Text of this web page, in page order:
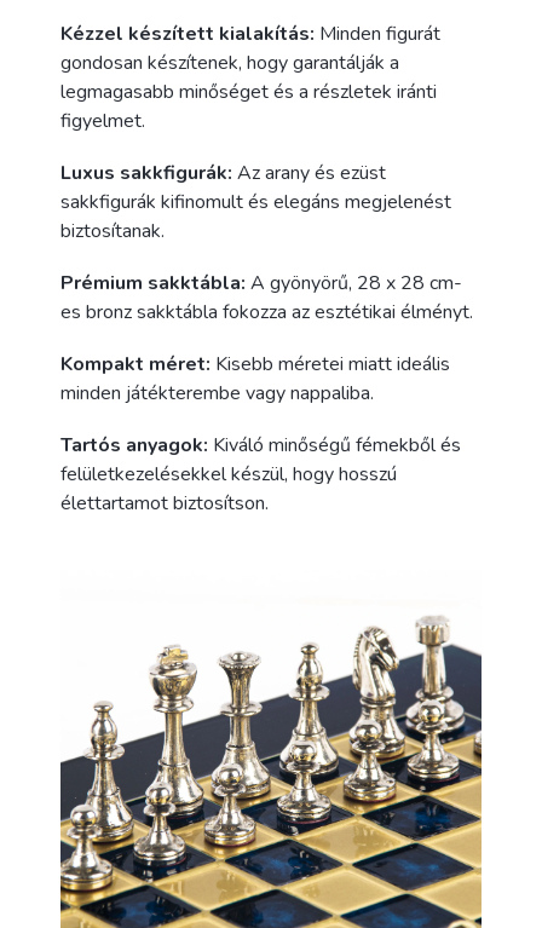
Kézzel készített kialakítás: Minden figurát
gondosan készítenek, hogy garantálják a
legmagasabb minőséget és a részletek iránti
figyelmet.
Luxus sakkfigurák: Az arany és ezüst
sakkfigurák kifinomult és elegáns megjelenést
biztosítanak.
Prémium sakktábla: A gyönyörű, 28 x 28 cm-
es bronz sakktábla fokozza az esztétikai élményt.
Kompakt méret: Kisebb méretei miatt ideális
minden játékterembe vagy nappaliba.
Tartós anyagok: Kiváló minőségű fémekből és
felületkezelésekkel készül, hogy hosszú
élettartamot biztosítson.